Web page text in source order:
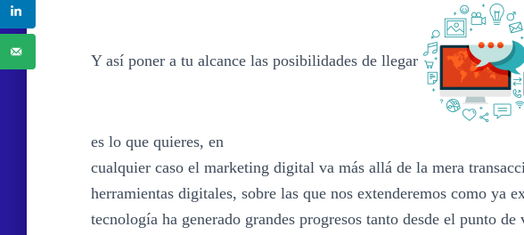
Y así poner a tu alcance las posibilidades de llegar
es lo que quieres, en
cualquier caso el marketing digital va más allá de la mera
herramientas digitales, sobre las que nos extenderemos como ya
tecnología ha generado grandes progresos tanto desde el punto